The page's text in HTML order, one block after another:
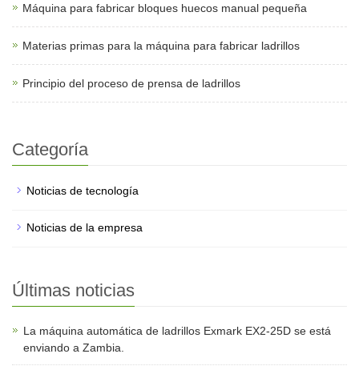
Máquina para fabricar bloques huecos manual pequeña
Materias primas para la máquina para fabricar ladrillos
Principio del proceso de prensa de ladrillos
Categoría
Noticias de tecnología
Noticias de la empresa
Últimas noticias
La máquina automática de ladrillos Exmark EX2-25D se está
enviando a Zambia.